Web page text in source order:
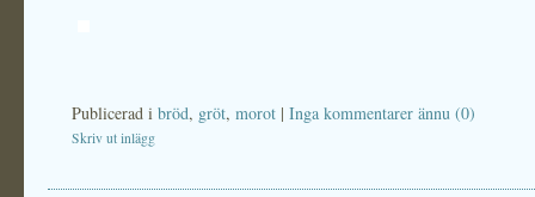
Publicerad i bröd, gröt, morot | Inga kommentarer ännu (0)
Skriv ut inlägg